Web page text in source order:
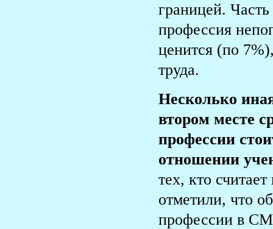
границей.
профессия
ценится (по
труда.
Несколько
втором месте
профессии
отношении
тех, кто
отметили, что
профессии в